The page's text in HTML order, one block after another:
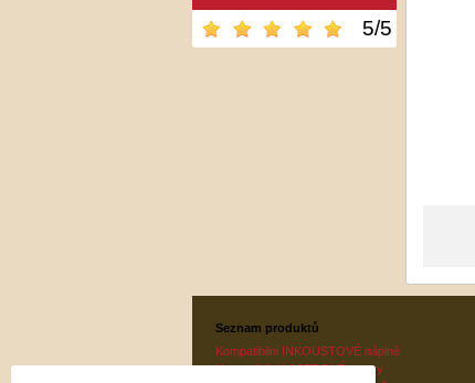
5/5
Seznam produktů
Kompatibilni INKOUSTOVÉ náplně
Kompatibilni LASEROVÉ tonery